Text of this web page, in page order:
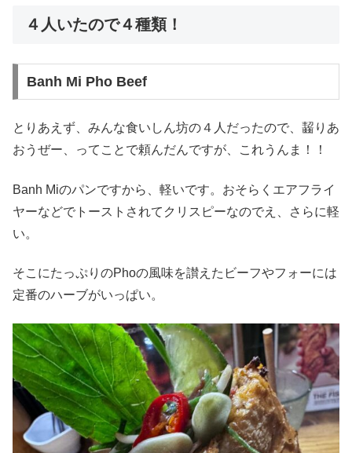
４人いたので４種類！
Banh Mi Pho Beef
とりあえず、みんな食いしん坊の４人だったので、齧りあ
おうぜー、ってことで頼んだんですが、これうんま！！
Banh Miのパンですから、軽いです。おそらくエアフライ
ヤーなどでトーストされてクリスピーなのでえ、さらに軽
い。
そこにたっぷりのPhoの風味を讃えたビーフやフォーには
定番のハーブがいっぱい。